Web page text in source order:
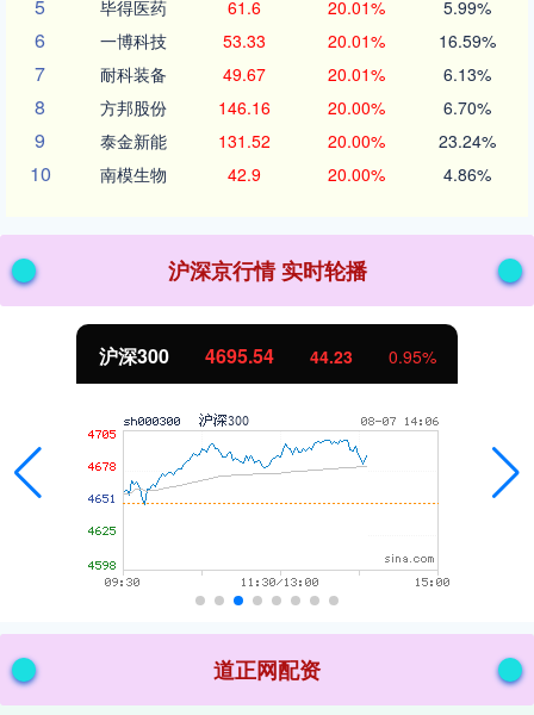
5 毕得医药 61.6 20.01% 5.99%
6 一博科技 53.33 20.01% 16.59%
7 耐科装备 49.67 20.01% 6.13%
8 方邦股份 146.16 20.00% 6.70%
9 泰金新能 131.52 20.00% 23.24%
10 南模生物 42.9 20.00% 4.86%
沪深京行情 实时轮播
北证50 1132.69 9.81 0.87%
道正网配资